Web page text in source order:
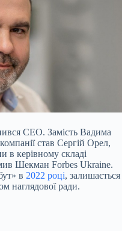
СЕО. Замість Вадима
став Сергій Орел,
в керівному складі
Шекман Forbes Ukraine.
в 2022 році, залишається
наглядової ради.